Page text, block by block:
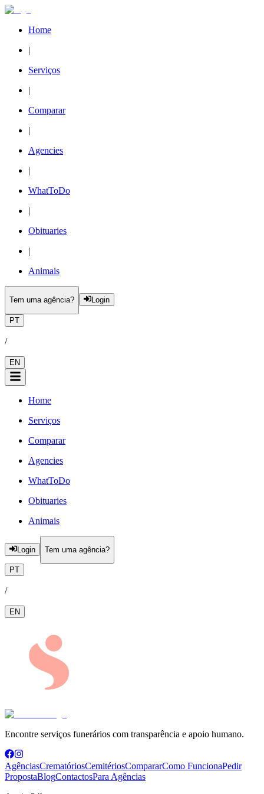
Home
|
Serviços
|
Comparar
|
Agencies
|
WhatToDo
|
Obituaries
|
Animais
Tem uma agência? Login
PT
/
EN
Home
Serviços
Comparar
Agencies
WhatToDo
Obituaries
Animais
Login Tem uma agência?
PT
/
EN
Encontre serviços funerários com transparência e apoio humano.
AgênciasCrematóriosCemitériosCompararComo FuncionaPedir
PropostaBlogContactosPara Agências